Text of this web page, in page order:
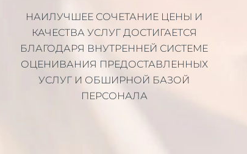
НАИЛУЧШЕЕ СОЧЕТАНИЕ ЦЕНЫ И
КАЧЕСТВА УСЛУГ ДОСТИГАЕТСЯ
БЛАГОДАРЯ ВНУТРЕННЕЙ СИСТЕМЕ
ОЦЕНИВАНИЯ ПРЕДОСТАВЛЕННЫХ
УСЛУГ И ОБШИРНОЙ БАЗОЙ
ПЕРСОНАЛА